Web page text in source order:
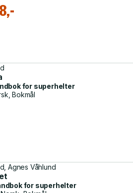
for superhelter
Bokmål
Agnes Våhlund
for superhelter